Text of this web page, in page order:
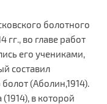
болотного
гг., во главе работ
его учениками,
составил
(Аболин,1914).
в которой